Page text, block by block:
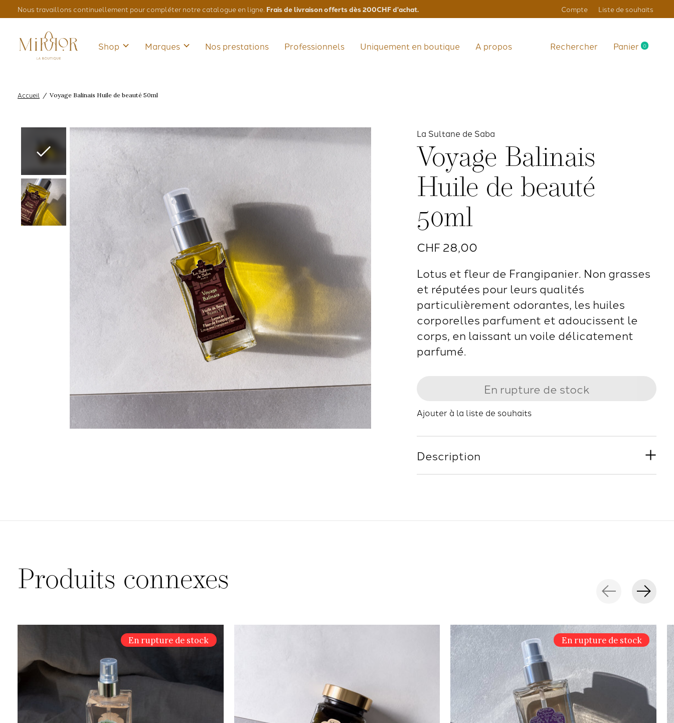
Nous travaillons continuellement pour compléter notre catalogue en ligne. Frais de livraison offerts dès 200CHF d'achat. Compte Liste de souhaits
Shop Marques Nos prestations Professionnels Uniquement en boutique A propos Rechercher Panier 0items
Accueil / Voyage Balinais Huile de beauté 50ml
Slideshow Items La Sultane de Saba
Voyage Balinais
Huile de beauté
50ml
CHF 28,00
Lotus et fleur de Frangipanier. Non grasses
et réputées pour leurs qualités
particulièrement odorantes, les huiles
corporelles parfument et adoucissent le
corps, en laissant un voile délicatement
parfumé.
En rupture de stock
Ajouter à la liste de souhaits
Description
Produits connexes
En rupture de stock En rupture de stock